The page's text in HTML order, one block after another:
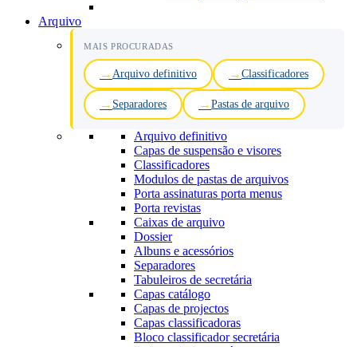
Arquivo
MAIS PROCURADAS
Arquivo definitivo Classificadores
Separadores Pastas de arquivo
Arquivo definitivo
Capas de suspensão e visores
Classificadores
Modulos de pastas de arquivos
Porta assinaturas porta menus
Porta revistas
Caixas de arquivo
Dossier
Albuns e acessórios
Separadores
Tabuleiros de secretária
Capas catálogo
Capas de projectos
Capas classificadoras
Bloco classificador secretária